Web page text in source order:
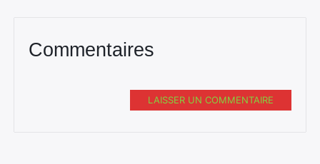
Commentaires
LAISSER UN COMMENTAIRE